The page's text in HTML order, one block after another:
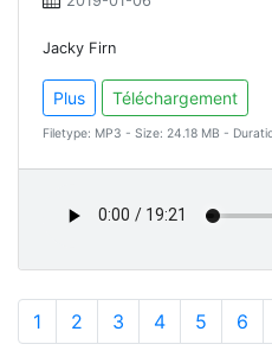
Jacky Firn
Plus Téléchargement
Filetype: MP3 - Size: 24.18 MB -
1 2 3 4 5 6